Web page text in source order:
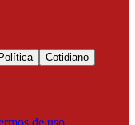
Política
Cotidiano
de uso